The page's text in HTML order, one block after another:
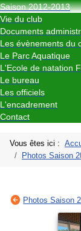
Saison 2012-2013
Vie du club
Documents
Les évènements du
Le Parc Aquatique
L'Ecole de natation
Le bureau
Les officiels
L'encadrement
Contact
Vous êtes ici :
Photos Saison
Photos Saison